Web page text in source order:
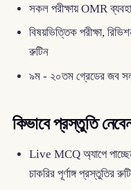
সকল পরীক্ষায় OMR
বিষয়ভিত্তিক পরীক্ষা,
রুটিন
৯ম - ২০তম গ্রেডের জব
কিভাবে প্রস্তুতি
Live MCQ অ্যাপে
চাকরির পূর্ণাঙ্গ প্রস্তুতির